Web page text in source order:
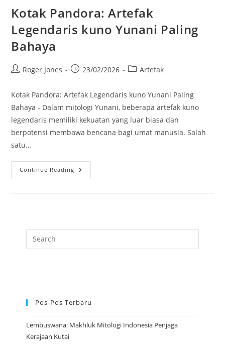
Kotak Pandora: Artefak
Legendaris kuno Yunani Paling
Bahaya
PostRoger Jones
Post23/02/2026
PostArtefak
Kotak Pandora: Artefak Legendaris kuno Yunani Paling
Bahaya - Dalam mitologi Yunani, beberapa artefak kuno
legendaris memiliki kekuatan yang luar biasa dan
berpotensi membawa bencana bagi umat manusia. Salah
satu…
Continue Reading Kotak
Pandora:
Pos-Pos Terbaru
Lembuswana: Makhluk Mitologi Indonesia Penjaga
Kerajaan Kutai